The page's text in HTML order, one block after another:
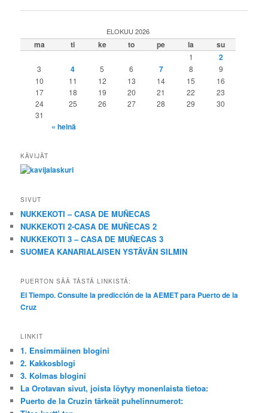
ELOKUU 2026
ma ti ke to pe la su
1 2
3 4 5 6 7 8
9
10
11 12 13 14 15
16
17
18 19 20 21 22
23
24
25 26 27 28 29
30
31
« heinä
KÄVIJÄT
SIVUT
NUKKEKOTI – CASA DE MUÑECAS
NUKKEKOTI 2-CASA DE MUÑECAS 2
NUKKEKOTI 3 – CASA DE MUÑECAS 3
SUOMEA KANARIALAISEN YSTÄVÄN SILMIN
PUERTON SÄÄ TÄSTÄ LINKISTÄ:
El Tiempo. Consulte la predicción de la AEMET para Puerto de la
Cruz
LINKIT
1. Ensimmäinen blogini
2. Kakkosblogi
3. Kolmas blogini
La Orotavan sivut, joista löytyy monenlaista tietoa:
Puerto de la Cruzin tärkeät puhelinnumerot: